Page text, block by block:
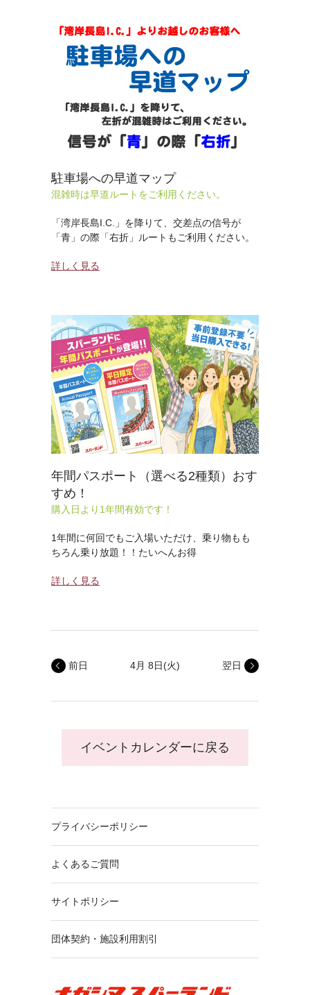
駐車場への早道マップ
混雑時は早道ルートをご利用ください。
「湾岸長島I.C.」を降りて、交差点の信号が
「青」の際「右折」ルートもご利用ください。
詳しく見る
年間パスポート（選べる2種類）おす
すめ！
購入日より1年間有効です！
1年間に何回でもご入場いただけ、乗り物もも
ちろん乗り放題！！たいへんお得
詳しく見る
4月 8日(火)
前日 翌日
イベントカレンダーに戻る
プライバシーポリシー
よくあるご質問
サイトポリシー
団体契約・施設利用割引